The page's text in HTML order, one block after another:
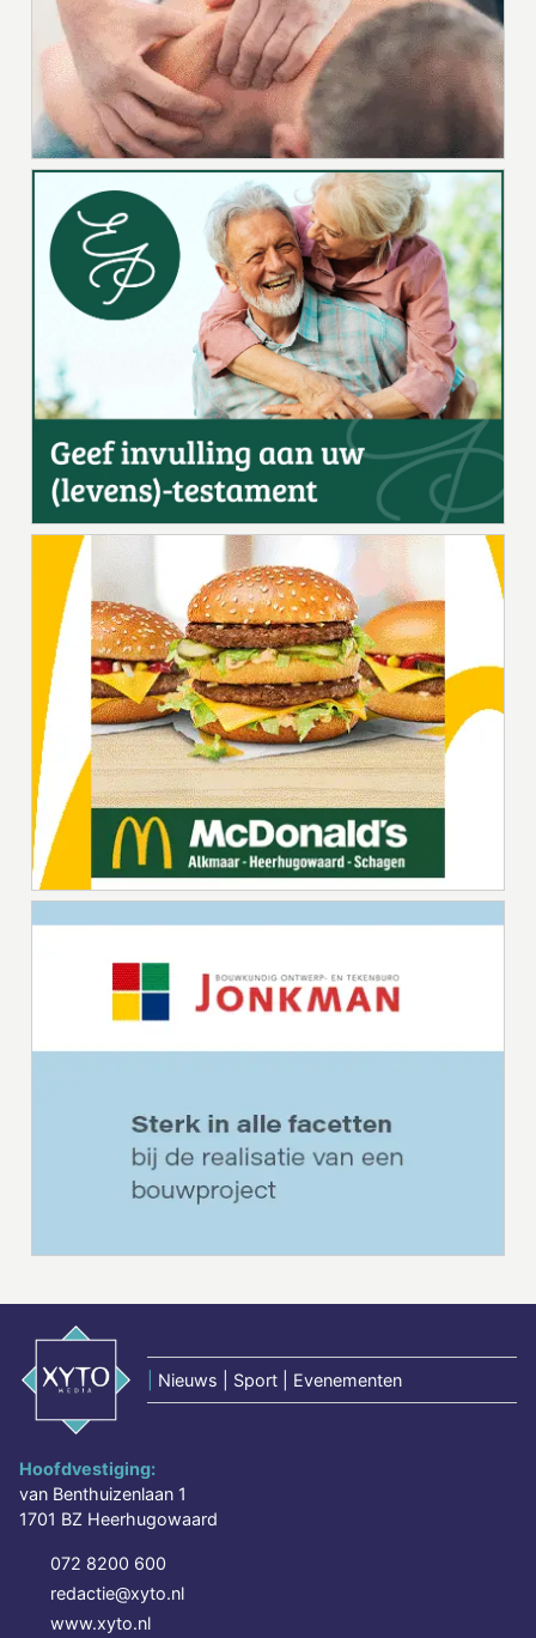
Nieuws | Sport | Evenementen
Hoofdvestiging:
van Benthuizenlaan 1
1701 BZ Heerhugowaard
072 8200 600
redactie@xyto.nl
www.xyto.nl